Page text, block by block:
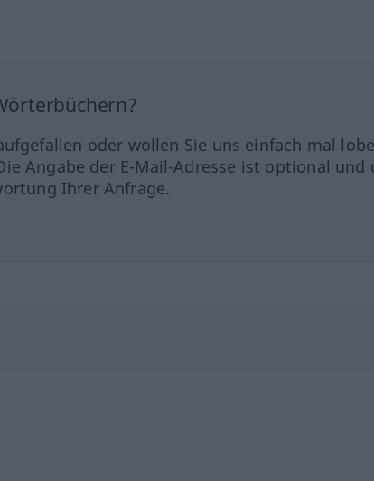
oder wollen Sie uns einfach mal
Angabe der E-Mail-Adresse ist optional und
Ihrer Anfrage.